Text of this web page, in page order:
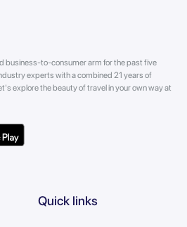
business-to-consumer arm for the past five
experts with a combined 21 years of
explore the beauty of travel in your own way at
Quick links